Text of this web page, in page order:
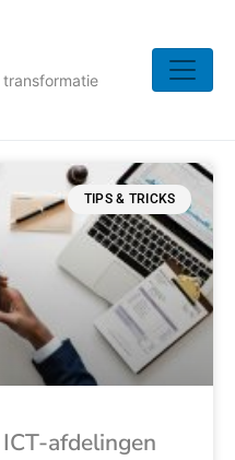
TIPS & TRICKS
afdelingen